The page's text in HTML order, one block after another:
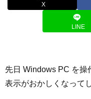
X
LINE
先日 Windows PC を操
表示がおかしくなって